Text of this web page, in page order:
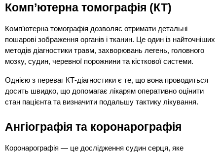
Комп’ютерна томографія (КТ)
Комп’ютерна томографія дозволяє отримати детальні
пошарові зображення органів і тканин. Це один із найточніших
методів діагностики травм, захворювань легень, головного
мозку, судин, черевної порожнини та кісткової системи.
Однією з переваг КТ-діагностики є те, що вона проводиться
досить швидко, що допомагає лікарям оперативно оцінити
стан пацієнта та визначити подальшу тактику лікування.
Ангіографія та коронарографія
Коронарографія — це дослідження судин серця, яке